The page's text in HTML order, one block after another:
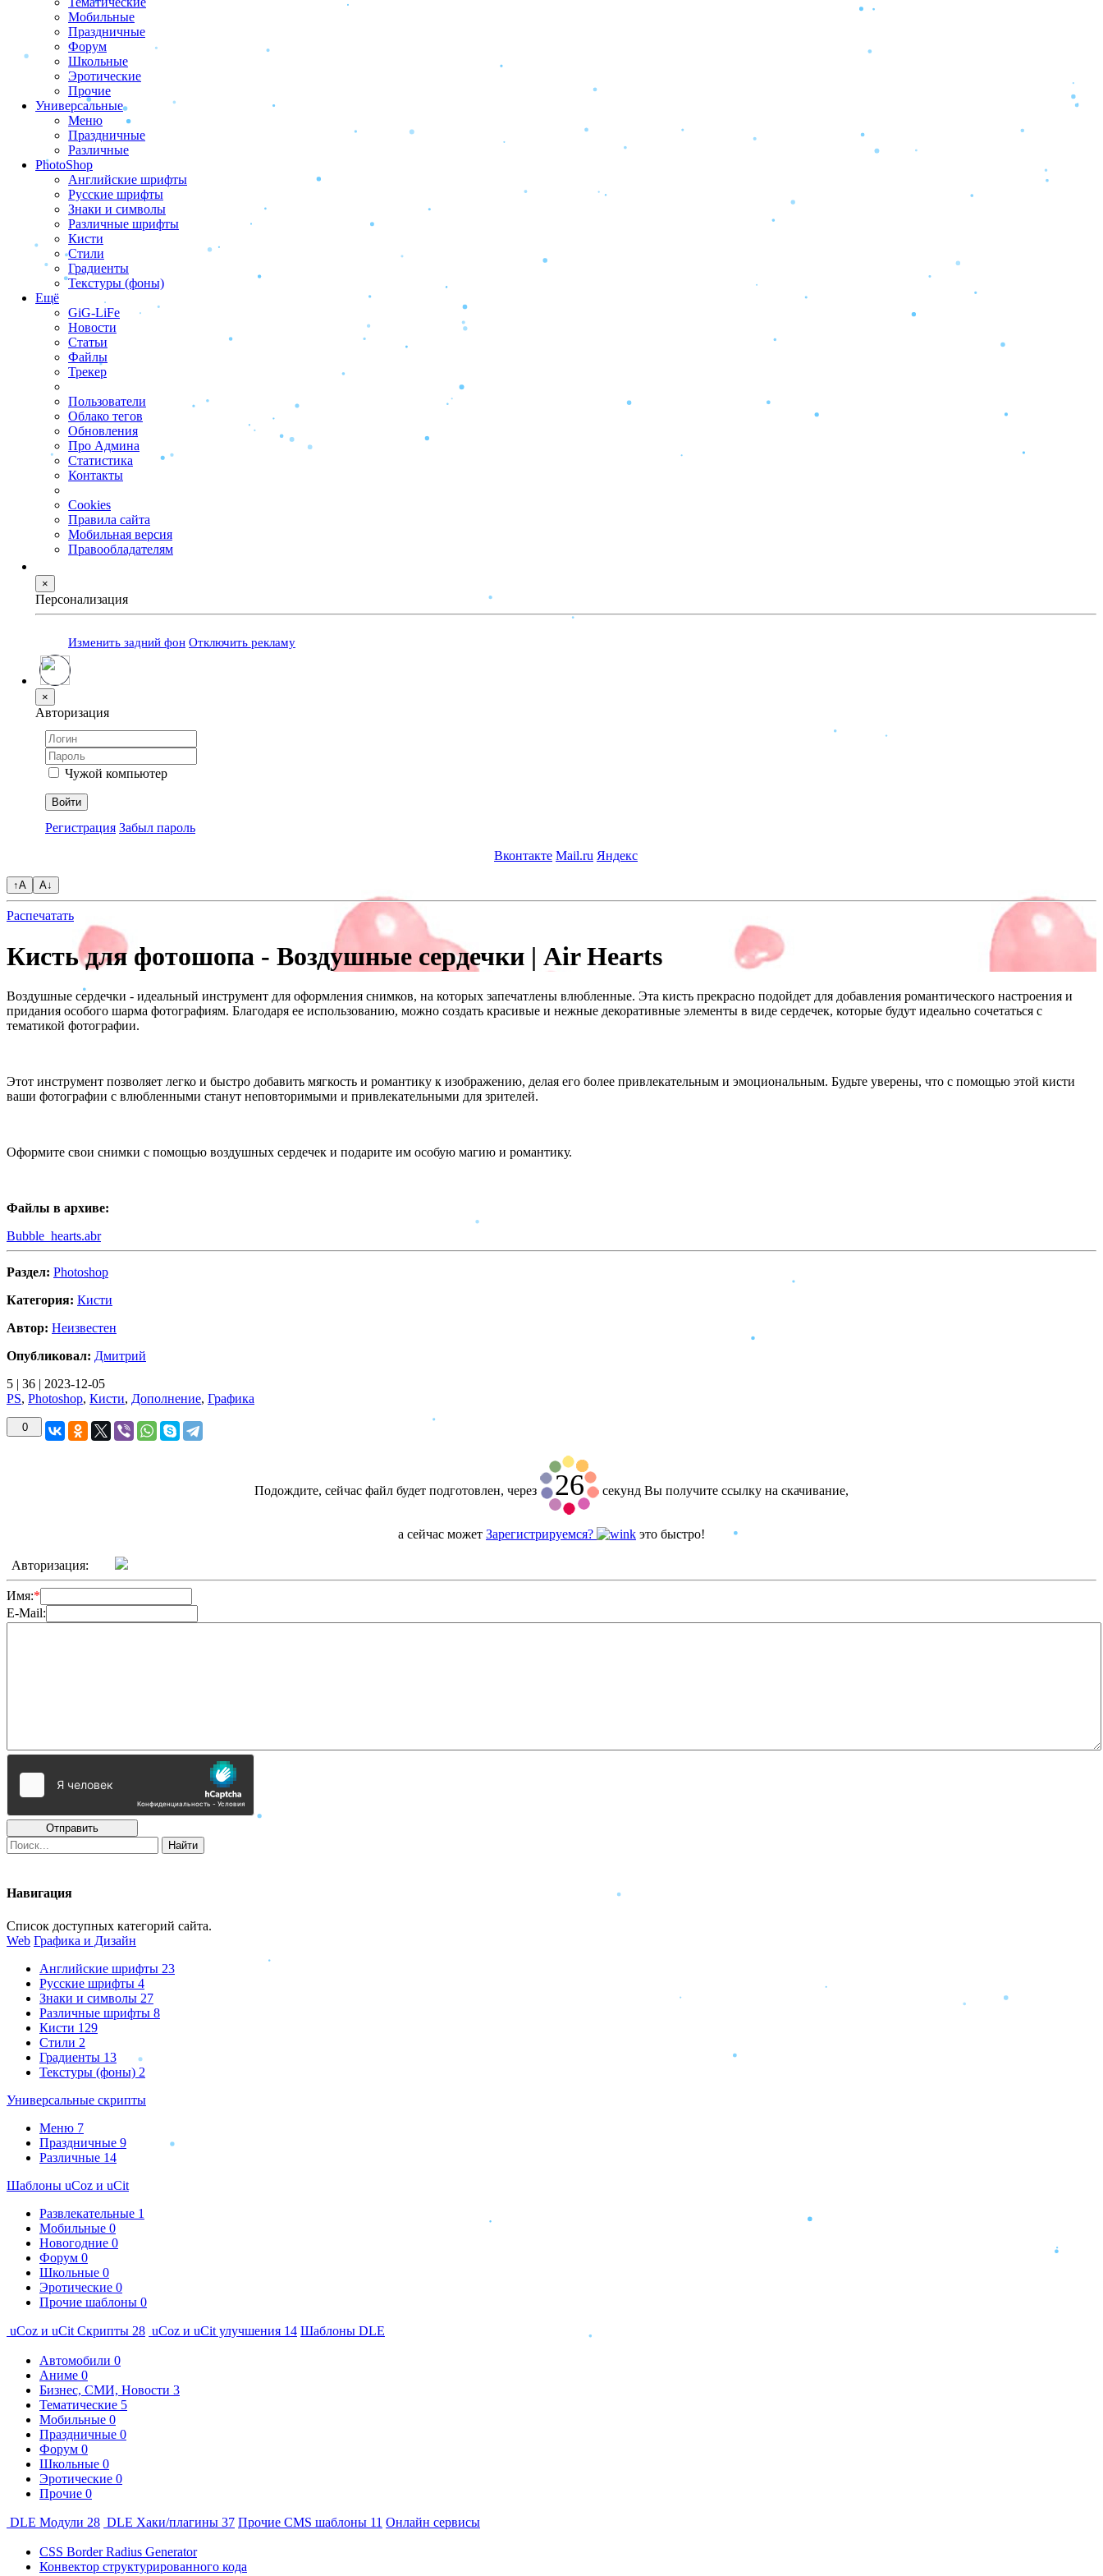
Мобильные
Праздничные
Форум
Школьные
Эротические
Прочие
Универсальные
Меню
Праздничные
Различные
PhotoShop
Английские шрифты
Русские шрифты
Знаки и символы
Различные шрифты
Кисти
Стили
Градиенты
Текстуры (фоны)
Ещё
GiG-LiFe
Новости
Статьи
Файлы
Трекер
Пользователи
Облако тегов
Обновления
Про Админа
Статистика
Контакты
Cookies
Правила сайта
Мобильная версия
Правообладателям
×
Персонализация
Изменить задний фон Отключить рекламу
×
Авторизация
Чужой компьютер
Войти
Регистрация Забыл пароль
Вконтакте Mail.ru Яндекс
↑A A↓
Распечатать
Кисть для фотошопа - Воздушные сердечки | Air Hearts
Воздушные сердечки - идеальный инструмент для оформления снимков, на которых запечатлены влюбленные. Эта кисть прекрасно подойдет для добавления романтического настроения и
придания особого шарма фотографиям. Благодаря ее использованию, можно создать красивые и нежные декоративные элементы в виде сердечек, которые будут идеально сочетаться с
тематикой фотографии.
Этот инструмент позволяет легко и быстро добавить мягкость и романтику к изображению, делая его более привлекательным и эмоциональным. Будьте уверены, что с помощью этой кисти
ваши фотографии с влюбленными станут неповторимыми и привлекательными для зрителей.
Оформите свои снимки с помощью воздушных сердечек и подарите им особую магию и романтику.
Файлы в архиве:
Bubble_hearts.abr
Раздел: Photoshop
Категория: Кисти
Автор: Неизвестен
Опубликовал: Дмитрий
5 | 36 | 2023-12-05
PS, Photoshop, Кисти, Дополнение, Графика
0
Подождите, сейчас файл будет подготовлен, через 25 секунд Вы получите ссылку на скачивание,
а сейчас может Зарегистрируемся? это быстро!
Авторизация:
Имя:*
E-Mail:
Отправить
Навигация
Список доступных категорий сайта.
Web Графика и Дизайн
Английские шрифты 23
Русские шрифты 4
Знаки и символы 27
Различные шрифты 8
Кисти 129
Стили 2
Градиенты 13
Текстуры (фоны) 2
Универсальные скрипты
Меню 7
Праздничные 9
Различные 14
Шаблоны uCoz и uCit
Развлекательные 1
Мобильные 0
Новогодние 0
Форум 0
Школьные 0
Эротические 0
Прочие шаблоны 0
uCoz и uCit Скрипты 28 uCoz и uCit улучшения 14 Шаблоны DLE
Автомобили 0
Аниме 0
Бизнес, СМИ, Новости 3
Тематические 5
Мобильные 0
Праздничные 0
Форум 0
Школьные 0
Эротические 0
Прочие 0
DLE Модули 28 DLE Хаки/плагины 37 Прочие CMS шаблоны 11 Онлайн сервисы
CSS Border Radius Generator
Конвектор структурированного кода